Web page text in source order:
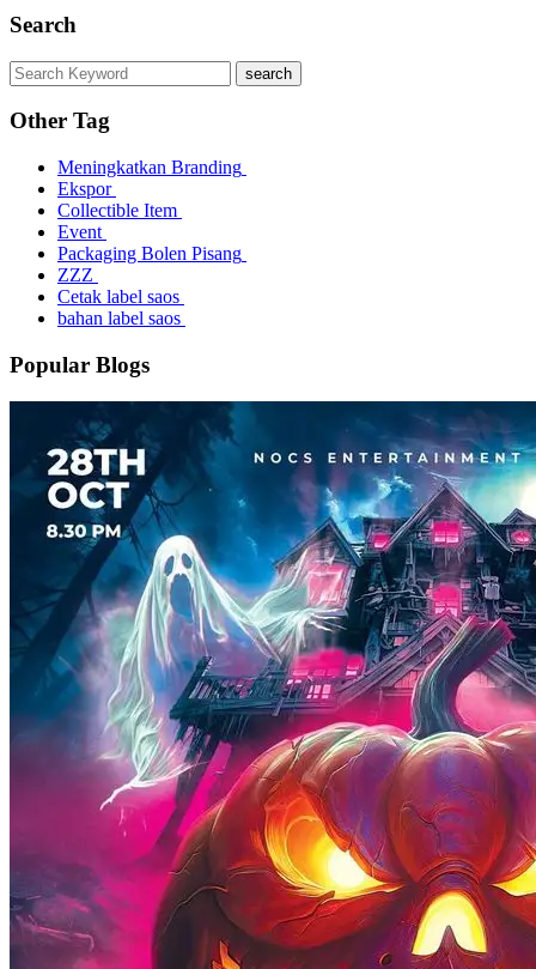
Search
search
Other Tag
Meningkatkan Branding
Ekspor
Collectible Item
Event
Packaging Bolen Pisang
ZZZ
Cetak label saos
bahan label saos
Popular Blogs